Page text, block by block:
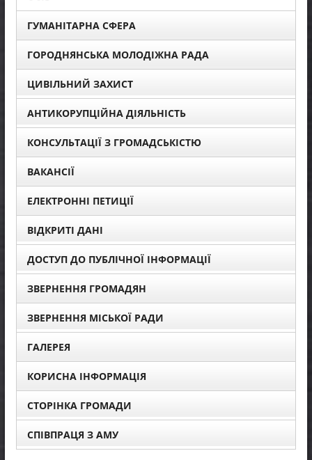
ГУМАНІТАРНА СФЕРА
ГОРОДНЯНСЬКА МОЛОДІЖНА РАДА
ЦИВІЛЬНИЙ ЗАХИСТ
АНТИКОРУПЦІЙНА ДІЯЛЬНІСТЬ
КОНСУЛЬТАЦІЇ З ГРОМАДСЬКІСТЮ
ВАКАНСІЇ
ЕЛЕКТРОННІ ПЕТИЦІЇ
ВІДКРИТІ ДАНІ
ДОСТУП ДО ПУБЛІЧНОЇ ІНФОРМАЦІЇ
ЗВЕРНЕННЯ ГРОМАДЯН
ЗВЕРНЕННЯ МІСЬКОЇ РАДИ
ГАЛЕРЕЯ
КОРИСНА ІНФОРМАЦІЯ
СТОРІНКА ГРОМАДИ
СПІВПРАЦЯ З АМУ